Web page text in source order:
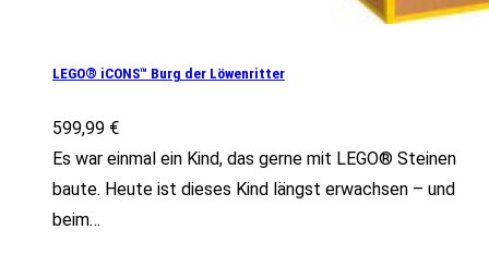
LEGO® iCONS™ Burg der Löwenritter
599,99 €
Es war einmal ein Kind, das gerne mit LEGO® Steinen
baute. Heute ist dieses Kind längst erwachsen – und
beim…